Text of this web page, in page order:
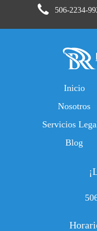
506-2234-
Inicio
Nosotros
Servicios
Blog